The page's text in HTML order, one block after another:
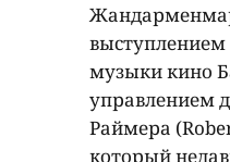
выступлением
музыки кино
управлением
Раймера
который